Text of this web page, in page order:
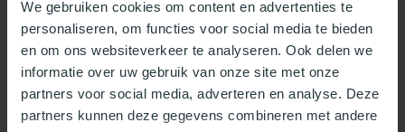
We gebruiken cookies om content en advertenties te
personaliseren, om functies voor social media te bieden
en om ons websiteverkeer te analyseren. Ook delen we
informatie over uw gebruik van onze site met onze
partners voor social media, adverteren en analyse. Deze
partners kunnen deze gegevens combineren met andere
Specificaties
Reviews